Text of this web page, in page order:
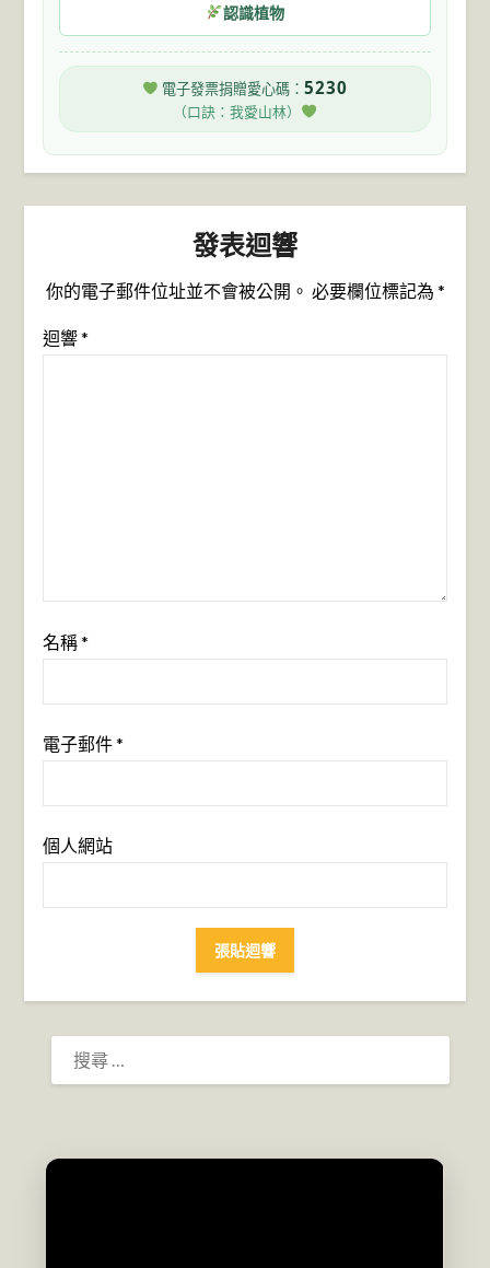
認識植物
電子發票捐贈愛心碼： 5230
（口訣：我愛山林）
發表迴響
你的電子郵件位址並不會被公開。 必要欄位標記為 *
迴響*
名稱*
電子郵件*
個人網站
搜
尋：